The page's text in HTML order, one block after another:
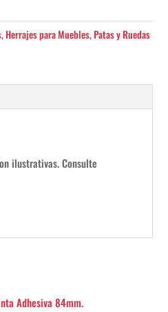
,Herrajes para Muebles,Patas y Ruedas
ilustrativas. Consulte